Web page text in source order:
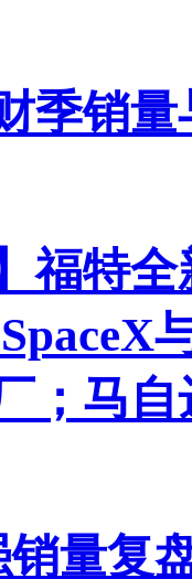
季销
福特
；马
量复